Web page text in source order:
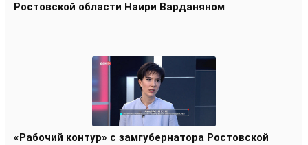
Ростовской области Наири Варданяном
«Рабочий контур» с замгубернатора Ростовской